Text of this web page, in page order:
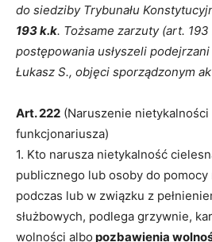
do siedziby Trybunału
193 k.k. Tożsame zarzuty (art.
postępowania usłyszeli podejrzani
Łukasz S., objęci sporządzonym
Art. 222 (Naruszenie
funkcjonariusza)
1. Kto narusza nietykalność
publicznego lub osoby do pomocy
podczas lub w związku z
służbowych, podlega grzywnie,
wolności albo pozbawienia